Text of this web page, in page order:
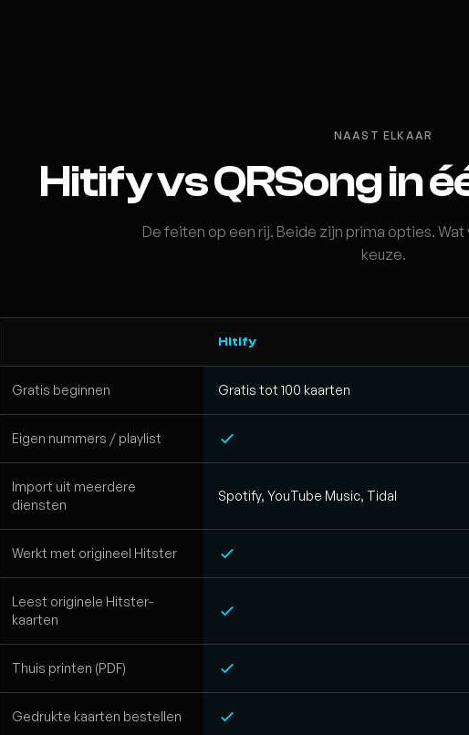
NAAST ELKAAR
Hitify vs QRSong in
De feiten op een rij. Beide zijn prima opties.
keuze.
Hitify
Gratis beginnen Gratis tot 100 kaarten
Eigen nummers / playlist
Import uit meerdere
diensten
Spotify, YouTube Music, Tidal
Werkt met origineel Hitster
Leest originele Hitster-
kaarten
Thuis printen (PDF)
Gedrukte kaarten bestellen